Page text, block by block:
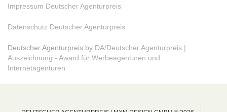
Impressum Deutscher Agenturpreis
Datenschutz Deutscher Agenturpreis
Deutscher Agenturpreis by DA/Deutscher Agenturpreis |
Auszeichnung - Award für Werbeagenturen und
Internetagenturen